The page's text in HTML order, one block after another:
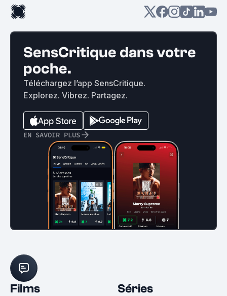
SensCritique dans votre
poche.
Téléchargez l’app SensCritique.
Explorez. Vibrez. Partagez.
EN SAVOIR PLUS
Films Séries